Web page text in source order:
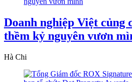
Doanh nghiệp Việt củng
thềm kỷ nguyên vươn
Hà Chi